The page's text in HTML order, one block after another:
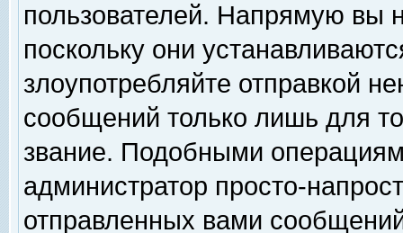
пользователей. Напрямую вы
поскольку они
злоупотребляйте отправкой
сообщений только лишь для
звание. Подобными
администратор просто-
отправленных вами